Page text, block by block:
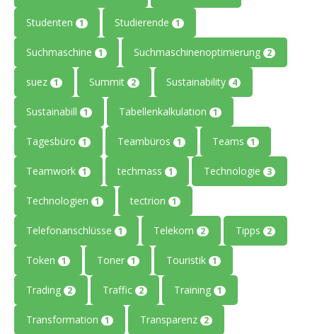
Studenten 1 Studierende 1
Suchmaschine 1 Suchmaschinenoptimierung 2
suez 1 Summit 2 Sustainability 4
Sustainabill 1 Tabellenkalkulation 1
Tagesbüro 1 Teambüros 1 Teams 1
Teamwork 1 techmass 1 Technologie 3
Technologien 1 tectrion 1
Telefonanschlüsse 1 Telekom 2 Tipps 2
Token 1 Toner 1 Touristik 1
Trading 2 Traffic 2 Training 1
Transformation 1 Transparenz 2